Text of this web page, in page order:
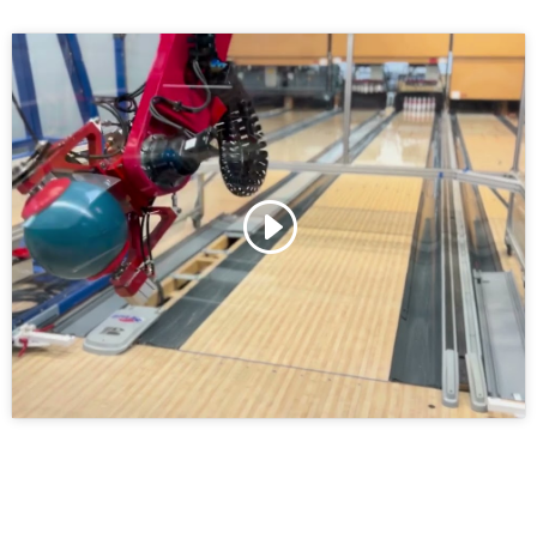
Klicke hier, um Marketing-Cookies zu
akzeptieren und diesen Inhalt zu aktivieren